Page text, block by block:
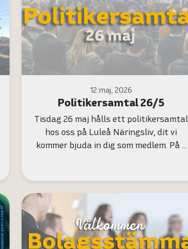
12 maj, 2026
Politikersamtal 26/5
Tisdag 26 maj hålls ett politikersamtal
hos oss på Luleå Näringsliv, dit vi
kommer bjuda in dig som medlem. På …